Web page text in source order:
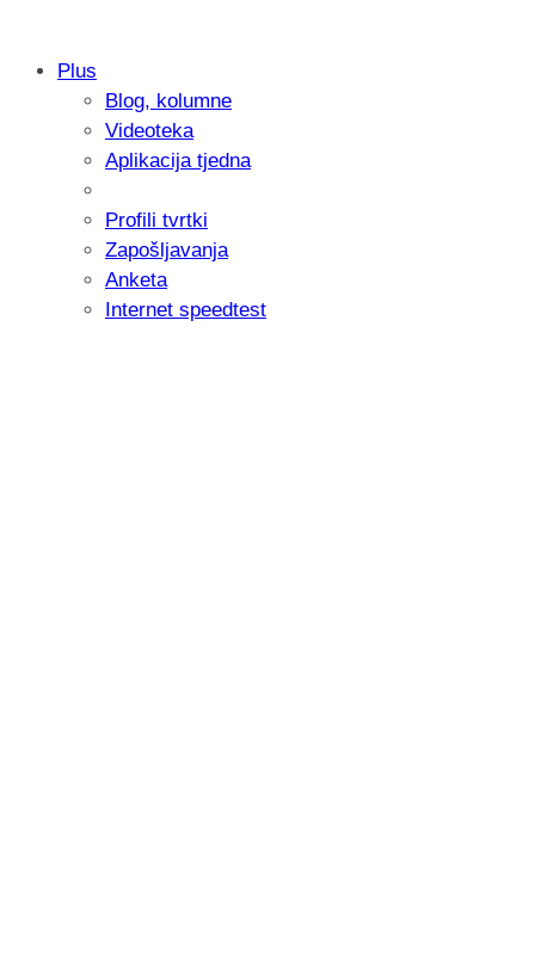
Samsung otkrio kako je nastajala
donijelo tanje i izdržljivije preklopne
Plus
Blog, kolumne
Videoteka
Aplikacija tjedna
Profili tvrtki
Zapošljavanja
Anketa
Internet speedtest